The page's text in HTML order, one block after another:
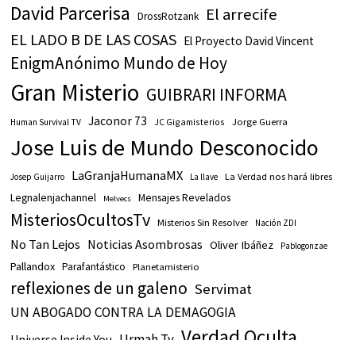
David Parcerisa DrossRotzank El arrecife
EL LADO B DE LAS COSAS El Proyecto David Vincent
EnigmAnónimo Mundo de Hoy
Gran Misterio GUIBRARI INFORMA
Human Survival TV Jaconor 73 JC Gigamisterios Jorge Guerra
Jose Luis de Mundo Desconocido
Josep Guijarro LaGranjaHumanaMX La llave La Verdad nos hará libres
Legnalenjachannel Melvecs Mensajes Revelados
MisteriosOcultosTv Misterios Sin Resolver Nación ZDI
No Tan Lejos Noticias Asombrosas Oliver Ibáñez Pablogonzae
Pallandox Parafantástico Planetamisterio
reflexiones de un galeno Servimat
UN ABOGADO CONTRA LA DEMAGOGIA